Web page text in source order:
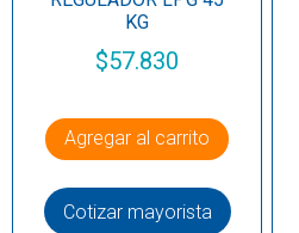
KG
$57.830
Agregar al carrito
Cotizar mayorista